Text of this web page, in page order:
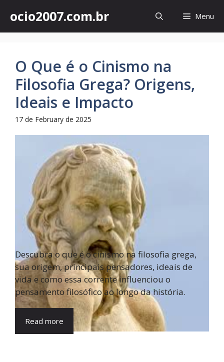
content
ocio2007.com.br Menu
O Que é o Cinismo na
Filosofia Grega? Origens,
Ideais e Impacto
17 de February de 2025
Descubra o que é o cinismo na filosofia grega,
sua origem, principais pensadores, ideais de
vida e como essa corrente influenciou o
pensamento filosófico ao longo da história.
Read more